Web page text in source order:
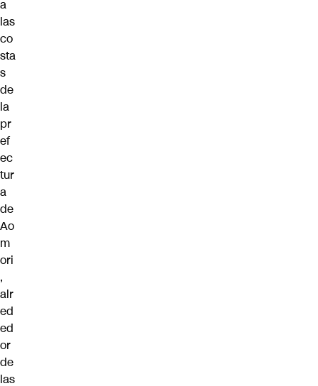
a
las
co
sta
s
de
la
pr
ef
ec
tur
a
de
Ao
m
ori
,
alr
ed
ed
or
de
las